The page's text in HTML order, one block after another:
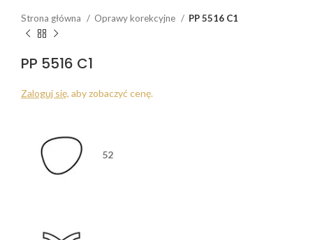
Strona główna Oprawy korekcyjne PP 5516 C1
PP 5516 C1
Zaloguj się, aby zobaczyć cenę.
52